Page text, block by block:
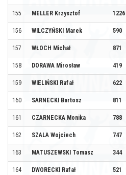
155 MELLER Krzysztof 1226
156 WILCZYŃSKI Marek 590
157 WŁOCH Michał 871
158 DORAWA Mirosław 419
159 WIELIŃSKI Rafał 622
160 SARNECKI Bartosz 811
161 CZARNECKA Monika 788
162 SZALA Wojciech 747
163 MATUSZEWSKI Tomasz 344
164 DWORECKI Rafał 521